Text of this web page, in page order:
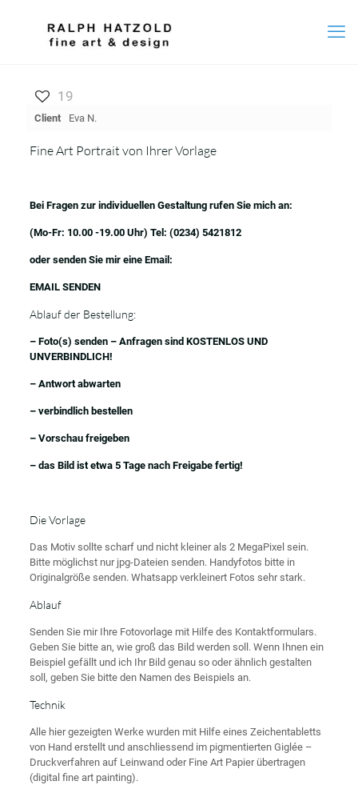
19
Client Eva N.
Fine Art Portrait von Ihrer Vorlage
Bei Fragen zur individuellen Gestaltung rufen Sie mich an:
(Mo-Fr: 10.00 -19.00 Uhr) Tel: (0234) 5421812
oder senden Sie mir eine Email:
EMAIL SENDEN
Ablauf der Bestellung:
– Foto(s) senden – Anfragen sind KOSTENLOS UND
UNVERBINDLICH!
– Antwort abwarten
– verbindlich bestellen
– Vorschau freigeben
– das Bild ist etwa 5 Tage nach Freigabe fertig!
Die Vorlage
Das Motiv sollte scharf und nicht kleiner als 2 MegaPixel sein.
Bitte möglichst nur jpg-Dateien senden. Handyfotos bitte in
Originalgröße senden. Whatsapp verkleinert Fotos sehr stark.
Ablauf
Senden Sie mir Ihre Fotovorlage mit Hilfe des Kontaktformulars.
Geben Sie bitte an, wie groß das Bild werden soll. Wenn Ihnen ein
Beispiel gefällt und ich Ihr Bild genau so oder ähnlich gestalten
soll, geben Sie bitte den Namen des Beispiels an.
Technik
Alle hier gezeigten Werke wurden mit Hilfe eines Zeichentabletts
von Hand erstellt und anschliessend im pigmentierten Giglée –
Druckverfahren auf Leinwand oder Fine Art Papier übertragen
(digital fine art painting).